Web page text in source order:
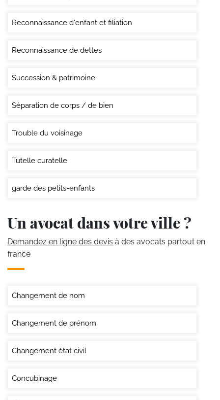
Reconnaissance d'enfant et filiation
Reconnaissance de dettes
Succession & patrimoine
Séparation de corps / de bien
Trouble du voisinage
Tutelle curatelle
garde des petits-enfants
Un avocat dans votre ville ?
Demandez en ligne des devis à des avocats partout en
france
Changement de nom
Changement de prénom
Changement état civil
Concubinage